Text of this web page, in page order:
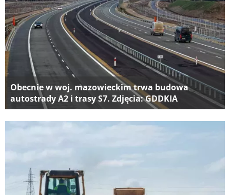
Obecnie w woj. mazowieckim trwa budowa
autostrady A2 i trasy S7. Zdjęcia: GDDKIA